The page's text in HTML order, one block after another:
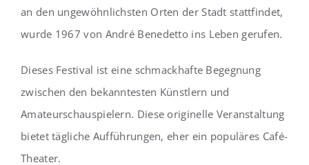
an den ungewöhnlichsten Orten der Stadt stattfindet,
wurde 1967 von André Benedetto ins Leben gerufen.
Dieses Festival ist eine schmackhafte Begegnung
zwischen den bekanntesten Künstlern und
Amateurschauspielern. Diese originelle Veranstaltung
bietet tägliche Aufführungen, eher ein populäres Café-
Theater.